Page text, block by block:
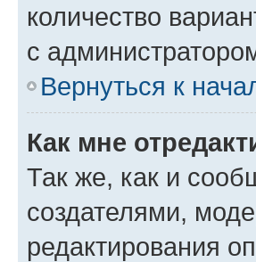
количество
с
Вернуться к
Как мне
Так же, как и
создателями,
редактирования